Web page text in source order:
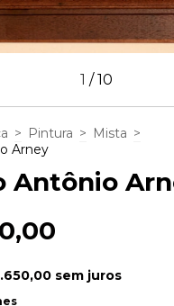
1 /10
> Pintura > Mista >
Arney
Antônio
sem juros